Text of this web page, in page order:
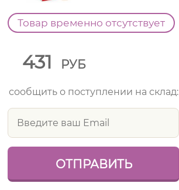
Товар временно отсутствует
431 РУБ
сообщить о поступлении на склад: